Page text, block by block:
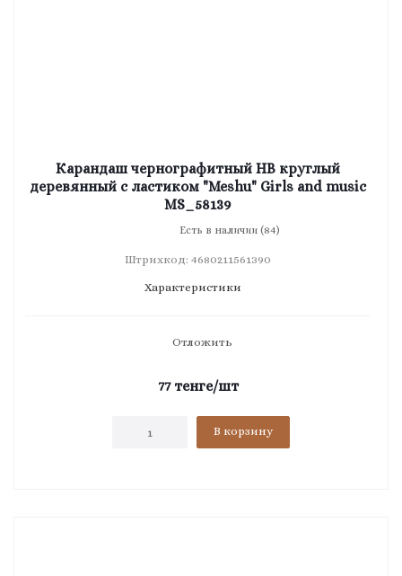
Карандаш чернографитный HB круглый
деревянный с ластиком "Meshu" Girls and music
MS_58139
Есть в наличии (84)
Штрихкод: 4680211561390
Характеристики
Отложить
77тенге/шт
В корзину